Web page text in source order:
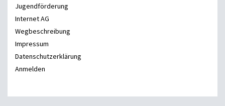
Jugendförderung
Internet AG
Wegbeschreibung
Impressum
Datenschutzerklärung
Anmelden